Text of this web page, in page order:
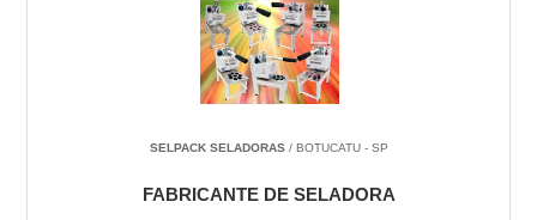
SELPACK SELADORAS/ BOTUCATU - SP
FABRICANTE DE SELADORA